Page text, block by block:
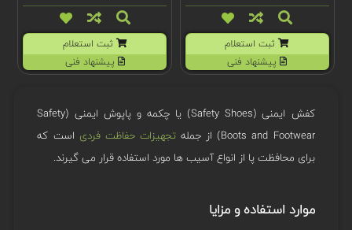
ثبت استعلام
پیشنهاد فنی
ثبت استعلام
پیشنهاد فنی
کفش ایمنی (Safety Shoes) یا چکمه و پاپوش ایمنی (Safety
Boots and Footwear) از جمله
تجهیزات حفاظت فردی است که
برای محافظت پا از انواع آسیب ها مورد استفاده قرار می گیرند.
موارد استفاده و مزایا